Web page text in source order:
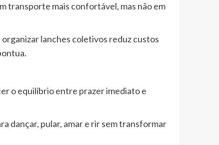
transporte mais confortável, mas não em
lanches coletivos reduz custos
o equilíbrio entre prazer imediato e
dançar, pular, amar e rir sem transformar